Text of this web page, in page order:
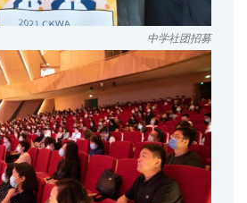
中学社团招募